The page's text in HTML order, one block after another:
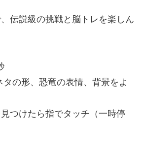
伝説級の挑戦と脳トレを楽しん
の形、恐竜の表情、背景をよ
つけたら指でタッチ（一時停